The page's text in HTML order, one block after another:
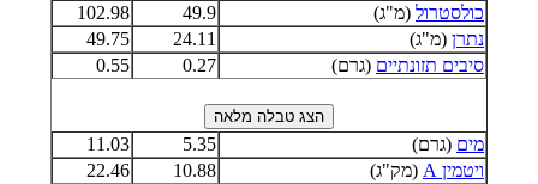
כולסטרול (מ"ג) 49.9
102.98
נתרן (מ"ג) 24.11
49.75
סיבים תזונתיים (גרם) 0.27
0.55
מים (גרם) 5.35
11.03
ויטמין A
(מק"ג) 10.88
22.46